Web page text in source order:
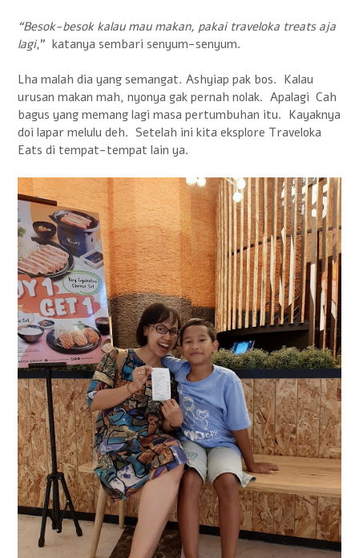
“Besok-besok kalau mau makan, pakai traveloka treats aja
lagi,” katanya sembari senyum-senyum.
Lha malah dia yang semangat. Ashyiap pak bos. Kalau
urusan makan mah, nyonya gak pernah nolak. Apalagi Cah
bagus yang memang lagi masa pertumbuhan itu. Kayaknya
doi lapar melulu deh. Setelah ini kita eksplore Traveloka
Eats di tempat-tempat lain ya.